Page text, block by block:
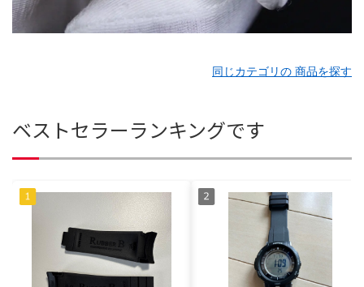
同じカテゴリの 商品を探す
ベストセラーランキングです